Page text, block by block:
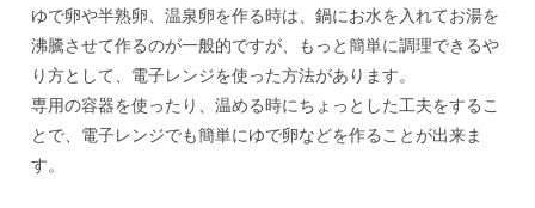
ゆで卵や半熟卵、温泉卵を作る時は、鍋にお水を入れてお湯を
沸騰させて作るのが一般的ですが、もっと簡単に調理できるや
り方として、電子レンジを使った方法があります。
専用の容器を使ったり、温める時にちょっとした工夫をするこ
とで、電子レンジでも簡単にゆで卵などを作ることが出来ま
す。